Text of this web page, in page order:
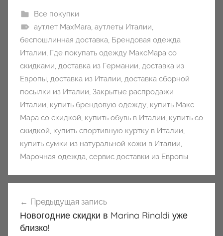
Все покупки
аутлет MaxMara аутлеты Италии
беспошлинная доставка Брендовая одежда
Италии Где покупать одежду МаксМара со
скидками доставка из Германии доставка из
Европы доставка из Италии доставка сборной
посылки из Италии Закрытые распродажи
Италии купить брендовую одежду купить Макс
Мара со скидкой купить обувь в Италии купить со
скидкой купить спортивную куртку в Италии
купить сумки из натуральной кожи в Италии
Марочная одежда сервис доставки из Европы
по
записям
Предыдущая запись
Новогодние скидки в Marina Rinaldi уже
близко!